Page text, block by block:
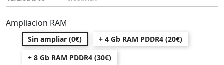
Ampliacion RAM
Sin ampliar (0€)
+ 4 Gb RAM PDDR4 (20€)
+ 8 Gb RAM PDDR4 (30€)